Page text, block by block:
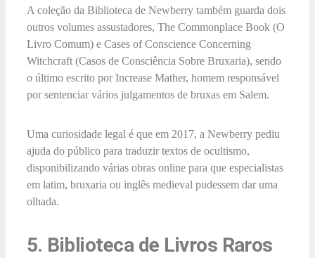
A coleção da Biblioteca de Newberry também guarda dois
outros volumes assustadores, The Commonplace Book (O
Livro Comum) e Cases of Conscience Concerning
Witchcraft (Casos de Consciência Sobre Bruxaria), sendo
o último escrito por Increase Mather, homem responsável
por sentenciar vários julgamentos de bruxas em Salem.
Uma curiosidade legal é que em 2017, a Newberry pediu
ajuda do público para traduzir textos de ocultismo,
disponibilizando várias obras online para que especialistas
em latim, bruxaria ou inglês medieval pudessem dar uma
olhada.
5. Biblioteca de Livros Raros